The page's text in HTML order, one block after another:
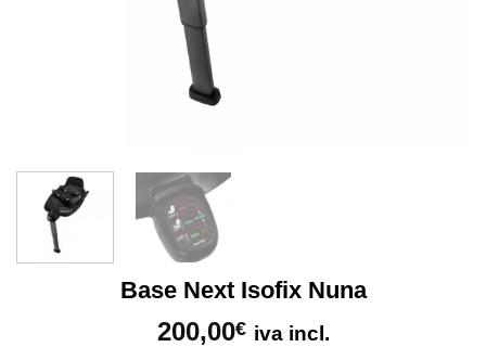
Base Next Isofix Nuna
200,00€ iva incl.